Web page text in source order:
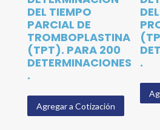
DEL TIEMPO
PARCIAL DE
TROMBOPLASTINA
(TPT). PARA 200
DETERMINACIONES
.
Agregar a Cotización
.